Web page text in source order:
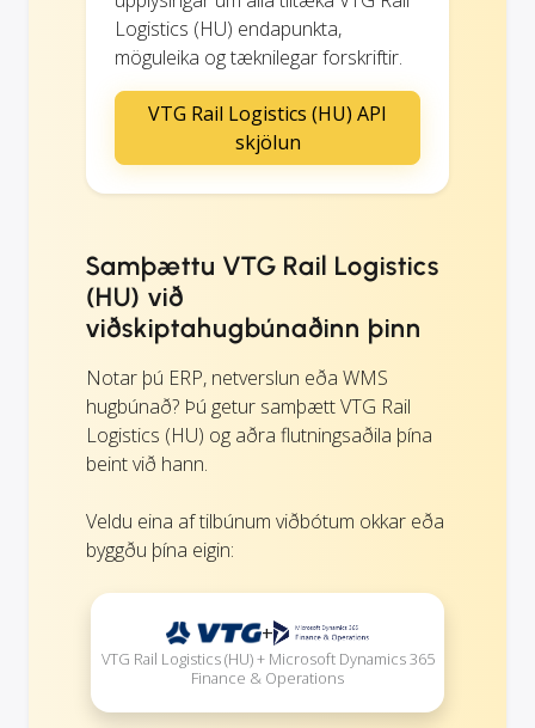
Logistics (HU) endapunkta,
möguleika og tæknilegar forskriftir.
VTG Rail Logistics (HU) API
skjölun
Samþættu VTG Rail Logistics
(HU) við
viðskiptahugbúnaðinn þinn
Notar þú ERP, netverslun eða WMS
hugbúnað? Þú getur samþætt VTG Rail
Logistics (HU) og aðra flutningsaðila þína
beint við hann.
Veldu eina af tilbúnum viðbótum okkar eða
byggðu þína eigin:
+
VTG Rail Logistics (HU) + Microsoft Dynamics 365
Finance & Operations